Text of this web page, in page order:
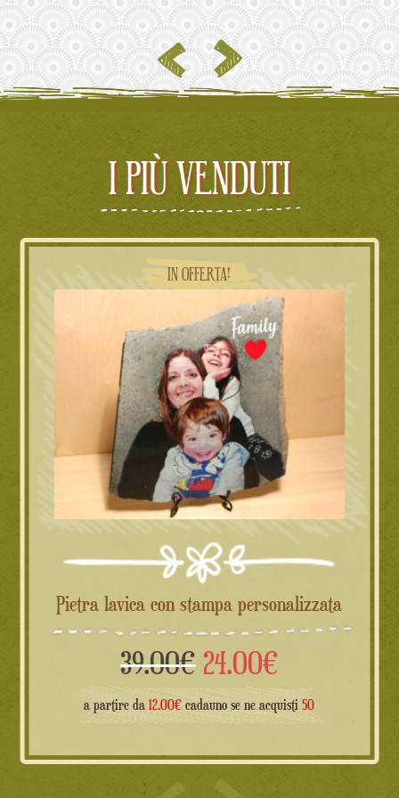
I PIÙ VENDUTI
IN OFFERTA!
Pietra lavica con stampa personalizzata
39.00€ Il
prezzo
originale
24.00€Il
prezzo
attuale
a partire da12.00€ cadauno se ne acquisti50